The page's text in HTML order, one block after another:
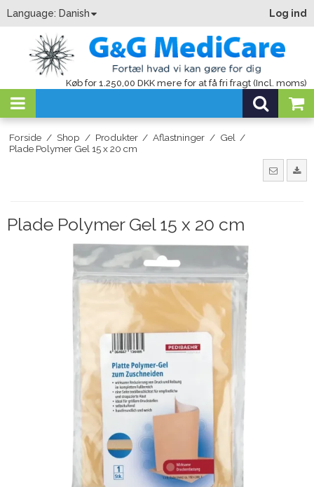
Language: Danish Log ind
Køb for 1.250,00 DKK mere for at få fri fragt (Incl. moms)
Forside / Shop / Produkter / Aflastninger / Gel /
Plade Polymer Gel 15 x 20 cm
Plade Polymer Gel 15 x 20 cm